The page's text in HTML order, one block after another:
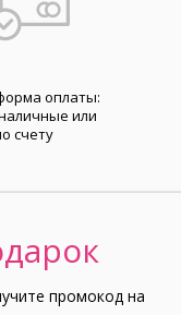
оплаты:
или
счету
промокод на